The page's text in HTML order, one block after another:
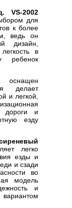
VS-2002
для
к более
ведь он
дизайн,
в
ребенок
делает
и легкой,
дороги и
езду
легко
езды и
и сзади
во
модель
и